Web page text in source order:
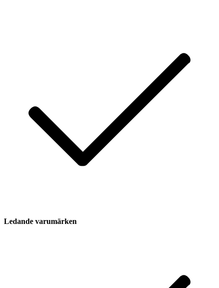
Ledande varumärken